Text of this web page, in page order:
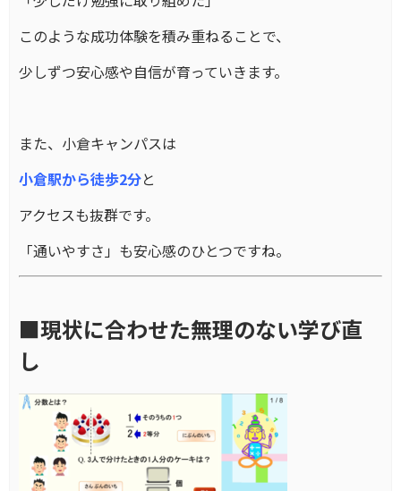
このような成功体験を積み重ねることで、
少しずつ安心感や自信が育っていきます。
また、小倉キャンパスは
小倉駅から徒歩2分と
アクセスも抜群です。
「通いやすさ」も安心感のひとつですね。
■現状に合わせた無理のない学び直
し